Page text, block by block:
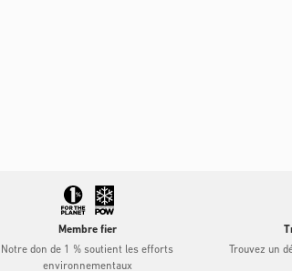
Membre fier
Notre don de 1 % soutient les efforts
environnementaux
Trouvez un